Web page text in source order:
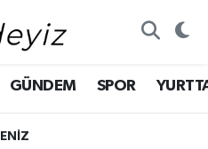
GÜNDEM SPOR